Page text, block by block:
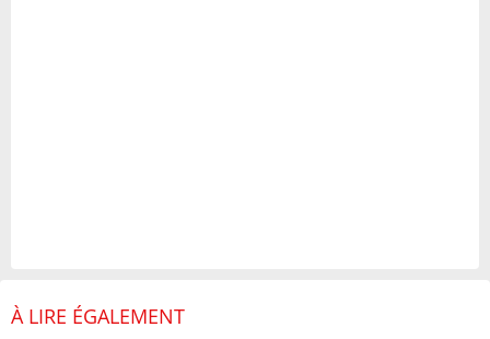
À LIRE ÉGALEMENT